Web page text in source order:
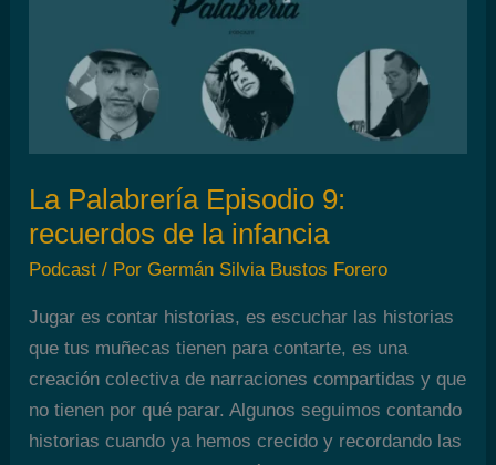
La Palabrería Episodio 9:
recuerdos de la infancia
Podcast / Por Germán Silvia Bustos Forero
Jugar es contar historias, es escuchar las historias
que tus muñecas tienen para contarte, es una
creación colectiva de narraciones compartidas y que
no tienen por qué parar. Algunos seguimos contando
historias cuando ya hemos crecido y recordando las